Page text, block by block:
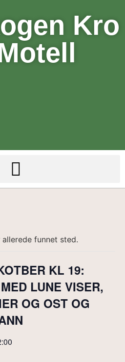
Kro
funnet sted.
KL 19:
LUNE VISER,
OG OST OG